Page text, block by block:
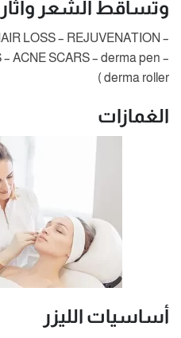
وتساقط الشعر
LOSS – REJUVENATION –
ACNE SCARS – derma pen –
derma roller )
الغمازات
أساسيات الليزر